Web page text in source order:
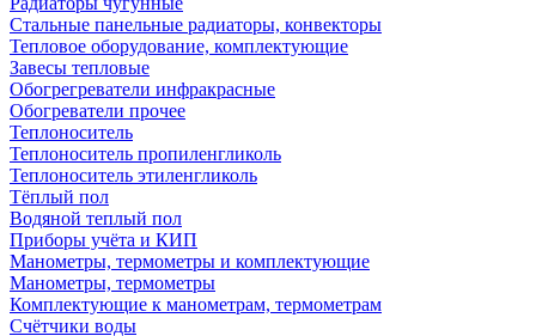
Стальные панельные радиаторы, конвекторы
Тепловое оборудование, комплектующие
Завесы тепловые
Обогрегреватели инфракрасные
Обогреватели прочее
Теплоноситель
Теплоноситель пропиленгликоль
Теплоноситель этиленгликоль
Тёплый пол
Водяной теплый пол
Приборы учёта и КИП
Манометры, термометры и комплектующие
Манометры, термометры
Комплектующие к манометрам, термометрам
Счётчики воды